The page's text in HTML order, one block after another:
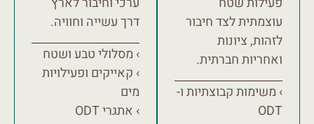
עוצמתית לצד חיבור
לזהות, ציונות
ואחריות חברתית.
› משימות קבוצתיות ו-
דרך עשייה וחוויה.
› מסלולי טבע ושטח
› קאייקים ופעילויות
› אתגרי ODT